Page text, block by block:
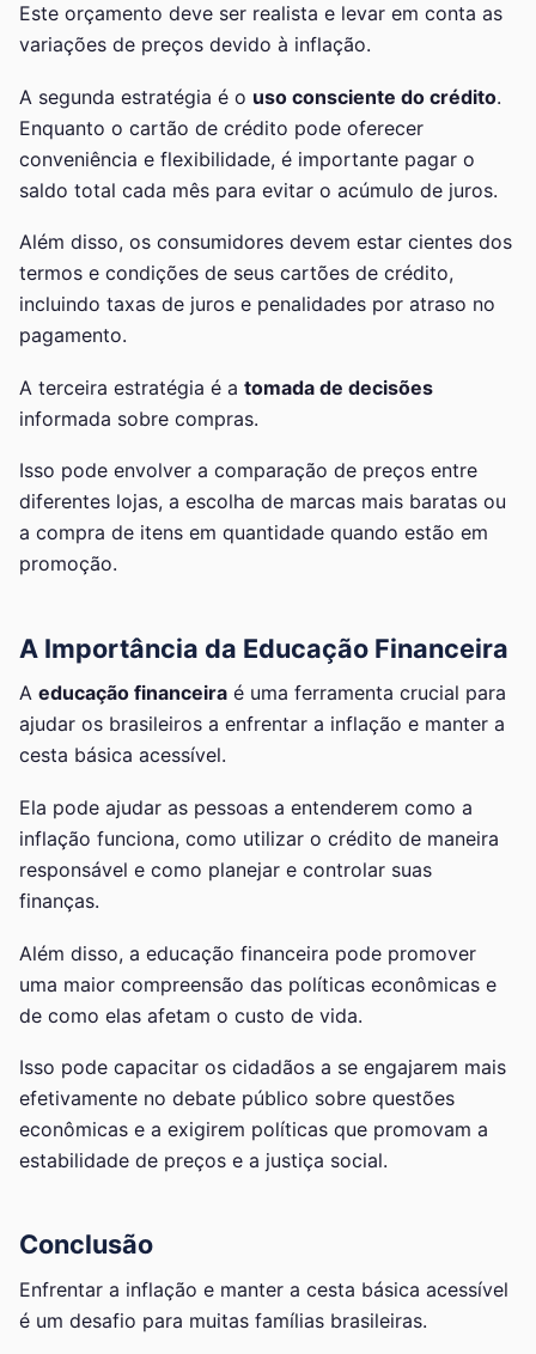
Este orçamento deve ser realista e levar em conta as
variações de preços devido à inflação.
A segunda estratégia é o uso consciente do crédito.
Enquanto o cartão de crédito pode oferecer
conveniência e flexibilidade, é importante pagar o
saldo total cada mês para evitar o acúmulo de juros.
Além disso, os consumidores devem estar cientes dos
termos e condições de seus cartões de crédito,
incluindo taxas de juros e penalidades por atraso no
pagamento.
A terceira estratégia é a tomada de decisões
informada sobre compras.
Isso pode envolver a comparação de preços entre
diferentes lojas, a escolha de marcas mais baratas ou
a compra de itens em quantidade quando estão em
promoção.
A Importância da Educação Financeira
A educação financeira é uma ferramenta crucial para
ajudar os brasileiros a enfrentar a inflação e manter a
cesta básica acessível.
Ela pode ajudar as pessoas a entenderem como a
inflação funciona, como utilizar o crédito de maneira
responsável e como planejar e controlar suas
finanças.
Além disso, a educação financeira pode promover
uma maior compreensão das políticas econômicas e
de como elas afetam o custo de vida.
Isso pode capacitar os cidadãos a se engajarem mais
efetivamente no debate público sobre questões
econômicas e a exigirem políticas que promovam a
estabilidade de preços e a justiça social.
Conclusão
Enfrentar a inflação e manter a cesta básica acessível
é um desafio para muitas famílias brasileiras.